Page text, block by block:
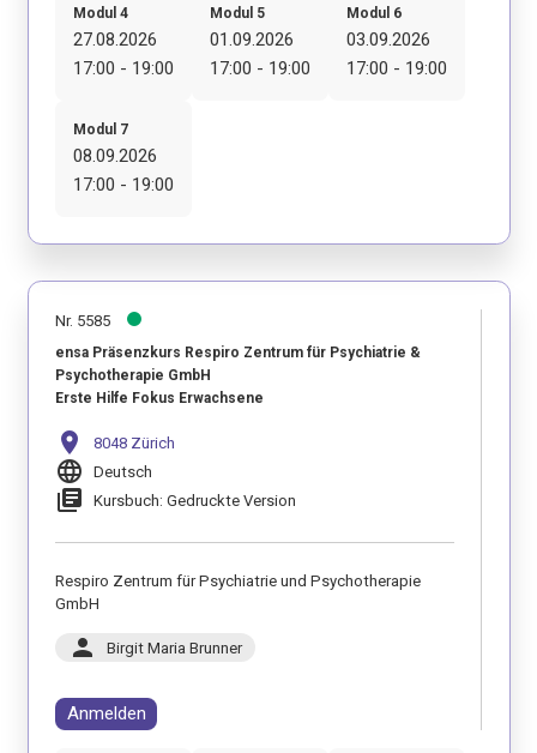
Modul 4
27.08.2026
17:00 - 19:00
Modul 5
01.09.2026
17:00 - 19:00
Modul 6
03.09.2026
17:00 - 19:00
Modul 7
08.09.2026
17:00 - 19:00
Nr. 5585
ensa Präsenzkurs Respiro Zentrum für Psychiatrie &
Psychotherapie GmbH
Erste Hilfe Fokus Erwachsene
location_on 8048 Zürich
language Deutsch
library_books Kursbuch: Gedruckte Version
Respiro Zentrum für Psychiatrie und Psychotherapie
GmbH
person Birgit Maria Brunner
Anmelden